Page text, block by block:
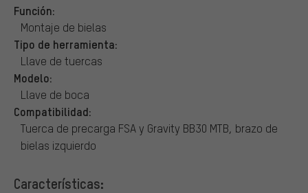
Función:
Montaje de bielas
Tipo de herramienta:
Llave de tuercas
Modelo:
Llave de boca
Compatibilidad:
Tuerca de precarga FSA y Gravity BB30 MTB, brazo de
bielas izquierdo
Características: